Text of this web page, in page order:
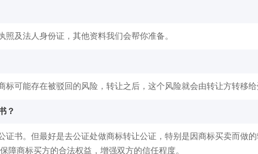
及法人身份证，其他资料我们会帮你准备。
可能存在被驳回的风险，转让之后，这个风险就会由转让方转移给
？
证书。但最好是去公证处做商标转让公证，特别是因商标买卖而做
障商标买方的合法权益，增强双方的信任程度。